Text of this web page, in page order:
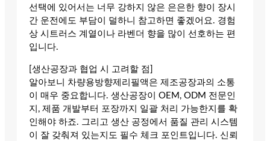
선택에 있어서는 너무 강하지 않은 은은한 향이 장시
간 운전에도 부담이 덜하니 참고하면 좋겠어요. 경험
상 시트러스 계열이나 라벤더 향을 많이 선호하는 편
입니다.
[생산공장과 협업 시 고려할 점]
알아보니 차량용방향제리필액은 제조공장과의 소통
이 매우 중요합니다. 생산공장이 OEM, ODM 전문인
지, 제품 개발부터 포장까지 일괄 처리 가능한지를 확
인해야 하죠. 그리고 생산 공정에서 품질 관리 시스템
이 잘 갖춰져 있는지도 필수 체크 포인트입니다. 신뢰